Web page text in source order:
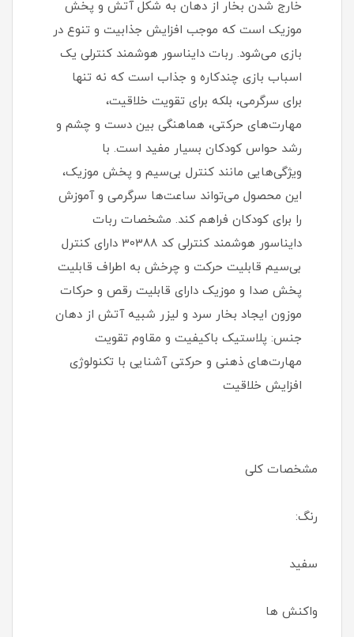
خارج شدن بخار از دهان به شکل آتش و پخش
موزیک است که موجب افزایش جذابیت و تنوع در
بازی می‌شود. ربات دایناسور هوشمند کنترلی یک
اسباب بازی چندکاره و جذاب است که نه تنها
برای سرگرمی، بلکه برای تقویت خلاقیت،
مهارت‌های حرکتی، هماهنگی بین دست و چشم و
رشد حواس کودکان بسیار مفید است. با
ویژگی‌هایی مانند کنترل بی‌سیم و پخش موزیک،
این محصول می‌تواند ساعت‌ها سرگرمی و آموزش
را برای کودکان فراهم کند. مشخصات ربات
دایناسور هوشمند کنترلی کد 30388 دارای کنترل
بی‌سیم قابلیت حرکت و چرخش به اطراف قابلیت
پخش صدا و موزیک دارای قابلیت رقص و حرکات
موزون ایجاد بخار سرد و لیزر شبیه آتش از دهان
جنس: پلاستیک باکیفیت و مقاوم تقویت
مهارت‌های ذهنی و حرکتی آشنایی با تکنولوژی
افزایش خلاقیت
مشخصات کلی
رنگ:
سفید
واکنش ها